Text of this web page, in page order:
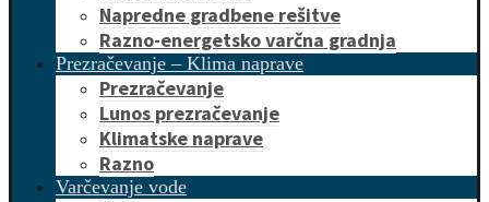
Napredne gradbene rešitve
Razno-energetsko varčna gradnja
Prezračevanje – Klima naprave
Prezračevanje
Lunos prezračevanje
Klimatske naprave
Razno
Varčevanje vode